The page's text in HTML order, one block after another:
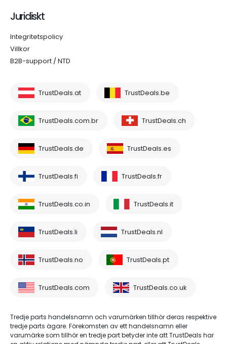
Juridiskt
Integritetspolicy
Villkor
B2B-support / NTD
TrustDeals.at TrustDeals.be
TrustDeals.com.br TrustDeals.ch
TrustDeals.de TrustDeals.es
TrustDeals.fi TrustDeals.fr
TrustDeals.co.in TrustDeals.it
TrustDeals.li TrustDeals.nl
TrustDeals.no TrustDeals.pt
TrustDeals.com TrustDeals.co.uk
Tredje parts handelsnamn och varumärken tillhör deras respektive
tredje parts ägare. Förekomsten av ett handelsnamn eller
varumärke som tillhör en tredje part betyder inte att TrustDeals har